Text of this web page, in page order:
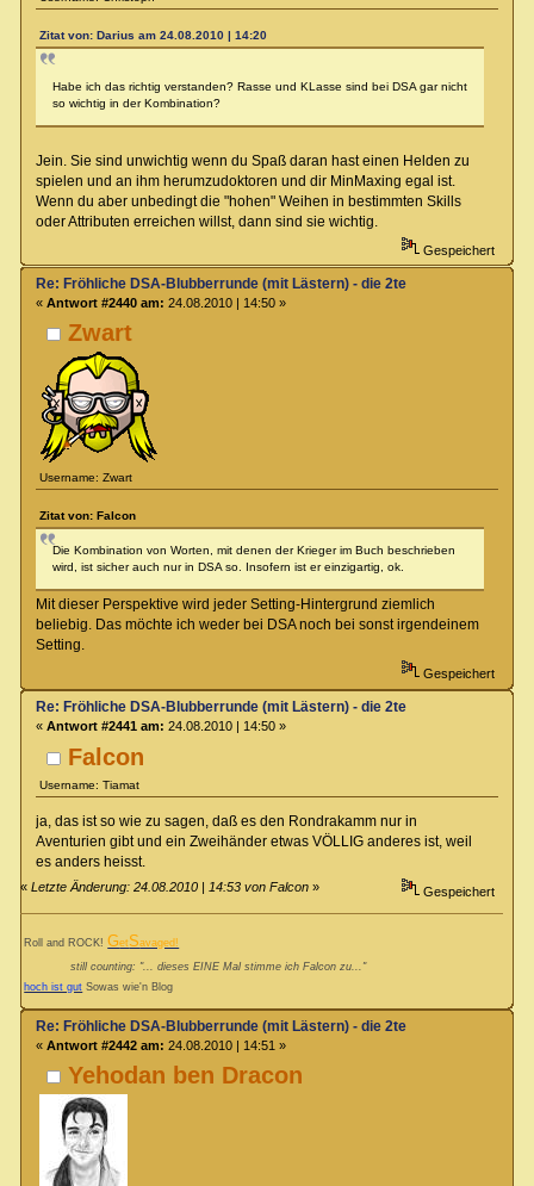
Zitat von: Darius am 24.08.2010 | 14:20
Habe ich das richtig verstanden? Rasse und KLasse sind bei DSA gar nicht
so wichtig in der Kombination?
Jein. Sie sind unwichtig wenn du Spaß daran hast einen Helden zu
spielen und an ihm herumzudoktoren und dir MinMaxing egal ist.
Wenn du aber unbedingt die "hohen" Weihen in bestimmten Skills
oder Attributen erreichen willst, dann sind sie wichtig.
Gespeichert
Zwart
Username: Zwart
Re: Fröhliche DSA-Blubberrunde (mit Lästern) - die 2te
« Antwort #2440 am: 24.08.2010 | 14:50 »
Zitat von: Falcon
Die Kombination von Worten, mit denen der Krieger im Buch beschrieben
wird, ist sicher auch nur in DSA so. Insofern ist er einzigartig, ok.
Mit dieser Perspektive wird jeder Setting-Hintergrund ziemlich
beliebig. Das möchte ich weder bei DSA noch bei sonst irgendeinem
Setting.
Gespeichert
Falcon
Username: Tiamat
Re: Fröhliche DSA-Blubberrunde (mit Lästern) - die 2te
« Antwort #2441 am: 24.08.2010 | 14:50 »
ja, das ist so wie zu sagen, daß es den Rondrakamm nur in
Aventurien gibt und ein Zweihänder etwas VÖLLIG anderes ist, weil
es anders heisst.
«Letzte Änderung: 24.08.2010 | 14:53 von Falcon » Gespeichert
Roll and ROCK!GetSavaged!
still counting: "... dieses EINE Mal stimme ich Falcon zu..."
hoch ist gut Sowas wie'n Blog
Yehodan ben Dracon
Re: Fröhliche DSA-Blubberrunde (mit Lästern) - die 2te
« Antwort #2442 am: 24.08.2010 | 14:51 »